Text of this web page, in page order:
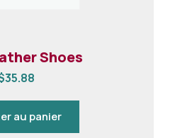
Shoes
35.88
au panier